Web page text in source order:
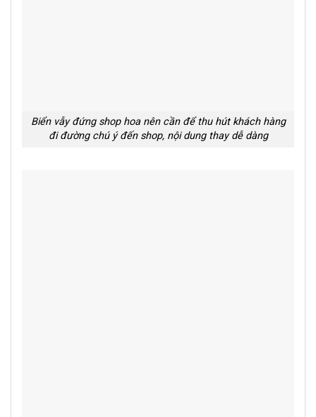
Biển vẫy đứng shop hoa nên cần để thu hút khách hàng
đi đường chú ý đến shop, nội dung thay dễ dàng